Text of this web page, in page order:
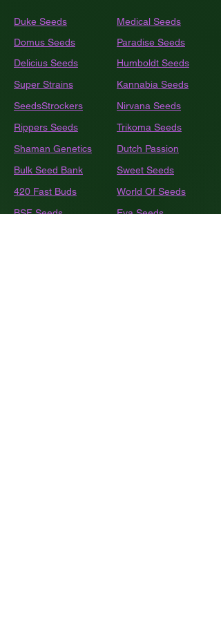
Duke Seeds
Medical Seeds
Domus Seeds
Paradise Seeds
Delicius Seeds
Humboldt Seeds
Kannabia Seeds
Super Strains
Nirvana Seeds
SeedsStrockers
Rippers Seeds
Trikoma Seeds
Shaman Genetics
Dutch Passion
Bulk Seed Bank
Sweet Seeds
420 Fast Buds
World Of Seeds
BSF Seeds
Eva Seeds